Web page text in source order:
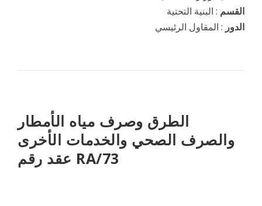
القسم : البنية التحتية
الدور : المقاول الرئيسي
الطرق وصرف مياه الأمطار
والصرف الصحي والخدمات الأخرى
عقد رقم RA/73